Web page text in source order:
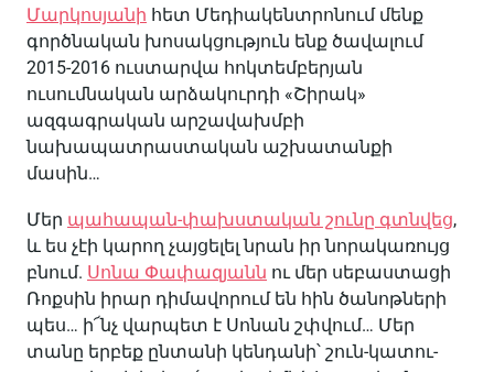
Մարկոսյանի հետ Մեդիակենտրոնում մենք
գործնական խոսակցություն ենք ծավալում
2015-2016 ուստարվա հոկտեմբերյան
ուսումնական արձակուրդի «Շիրակ»
ազգագրական արշավախմբի
նախապատրաստական աշխատանքի
մասին…
Մեր պահապան-փախստական շունը գտնվեց,
և ես չէի կարող չայցելել նրան իր նորակառույց
բնում. Սոնա Փափազյանն ու մեր սեբաստացի
Ռոքսին իրար դիմավորում են հին ծանոթների
պես… ի՜նչ վարպետ է Սոնան շփվում… Մեր
տանը երբեք ընտանի կենդանի՝ շուն-կատու-